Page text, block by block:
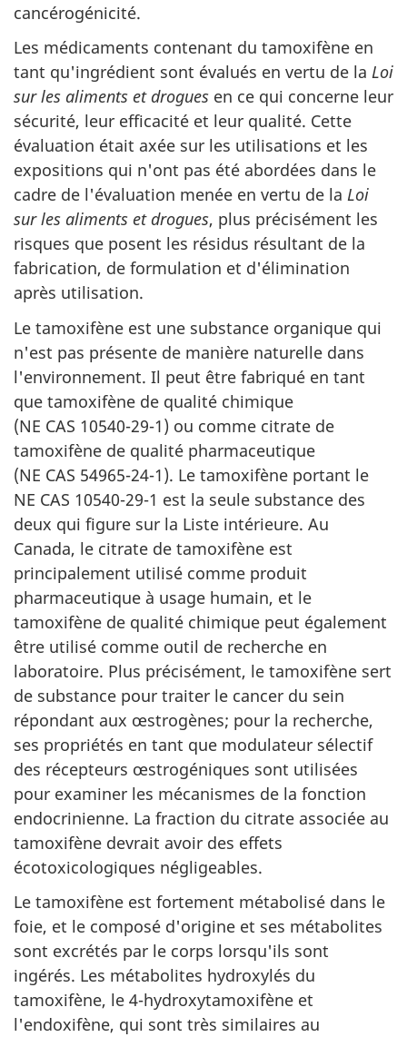
cancérogénicité.
Les médicaments contenant du tamoxifène en
tant qu'ingrédient sont évalués en vertu de la Loi
sur les aliments et drogues en ce qui concerne leur
sécurité, leur efficacité et leur qualité. Cette
évaluation était axée sur les utilisations et les
expositions qui n'ont pas été abordées dans le
cadre de l'évaluation menée en vertu de la Loi
sur les aliments et drogues, plus précisément les
risques que posent les résidus résultant de la
fabrication, de formulation et d'élimination
après utilisation.
Le tamoxifène est une substance organique qui
n'est pas présente de manière naturelle dans
l'environnement. Il peut être fabriqué en tant
que tamoxifène de qualité chimique
(NE CAS 10540-29-1) ou comme citrate de
tamoxifène de qualité pharmaceutique
(NE CAS 54965-24-1). Le tamoxifène portant le
NE CAS 10540-29-1 est la seule substance des
deux qui figure sur la Liste intérieure. Au
Canada, le citrate de tamoxifène est
principalement utilisé comme produit
pharmaceutique à usage humain, et le
tamoxifène de qualité chimique peut également
être utilisé comme outil de recherche en
laboratoire. Plus précisément, le tamoxifène sert
de substance pour traiter le cancer du sein
répondant aux œstrogènes; pour la recherche,
ses propriétés en tant que modulateur sélectif
des récepteurs œstrogéniques sont utilisées
pour examiner les mécanismes de la fonction
endocrinienne. La fraction du citrate associée au
tamoxifène devrait avoir des effets
écotoxicologiques négligeables.
Le tamoxifène est fortement métabolisé dans le
foie, et le composé d'origine et ses métabolites
sont excrétés par le corps lorsqu'ils sont
ingérés. Les métabolites hydroxylés du
tamoxifène, le 4-hydroxytamoxifène et
l'endoxifène, qui sont très similaires au